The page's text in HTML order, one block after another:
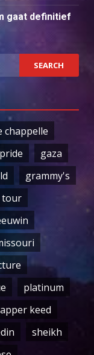
gaat definitief
chappelle
gaza
grammy's
tour
platinum
keed
sheikh